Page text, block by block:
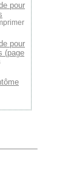
pour
pour
(page